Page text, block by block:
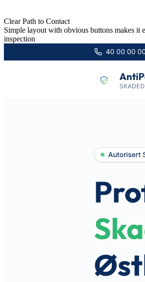
Clear Path to Contact
Simple layout with obvious buttons makes it
inspection